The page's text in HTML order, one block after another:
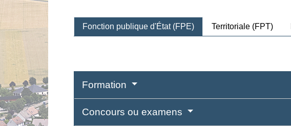
Fonction publique d'État (FPE) Territoriale (FPT)
Formation
Concours ou examens